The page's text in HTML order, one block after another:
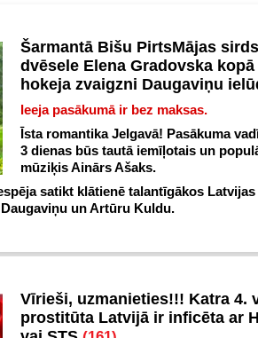
Šarmantā Bišu PirtsMājas
dvēsele Elena Gradovska kopā
hokeja zvaigzni Daugaviņu
Ieeja pasākumā ir bez maksas.
Īsta romantika Jelgavā! Pasākuma
3 dienas būs tautā iemīļotais un
mūziķis Ainārs Ašaks.
satikt klātienē talantīgākos Latvijas
un Artūru Kuldu.
Vīrieši, uzmanieties!!! Katra 4.
prostitūta Latvijā ir inficēta ar